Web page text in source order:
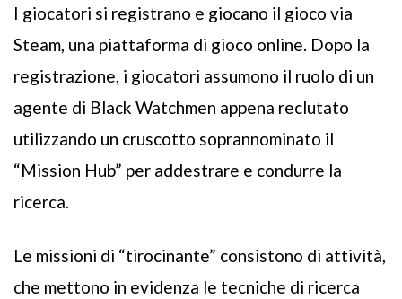
I giocatori si registrano e giocano il gioco via
Steam, una piattaforma di gioco online. Dopo la
registrazione, i giocatori assumono il ruolo di un
agente di Black Watchmen appena reclutato
utilizzando un cruscotto soprannominato il
“Mission Hub” per addestrare e condurre la
ricerca.
Le missioni di “tirocinante” consistono di attività,
che mettono in evidenza le tecniche di ricerca